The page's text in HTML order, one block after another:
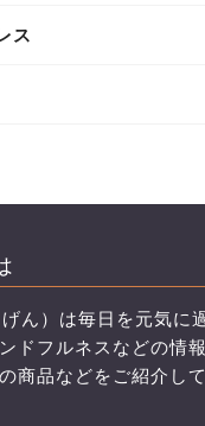
ス
ん）は毎日を元気に
ドフルネスなどの情
商品などをご紹介して